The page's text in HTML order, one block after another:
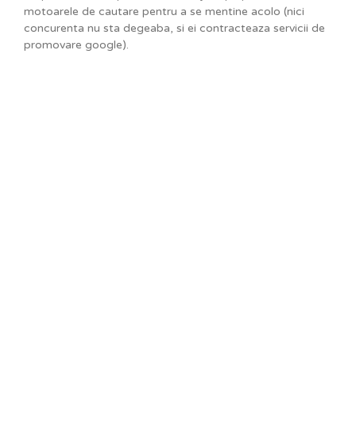
motoarele de cautare pentru a se mentine acolo (nici
concurenta nu sta degeaba, si ei contracteaza servicii de
promovare google).